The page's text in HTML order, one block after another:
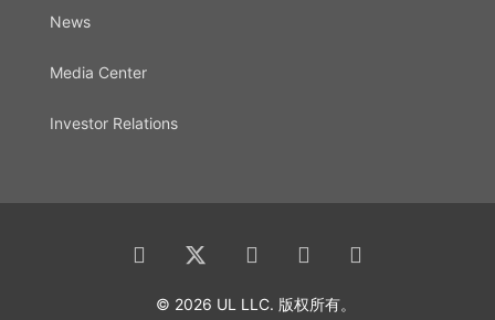
News
Media Center
Investor Relations
© 2026 UL LLC. 版权所有。